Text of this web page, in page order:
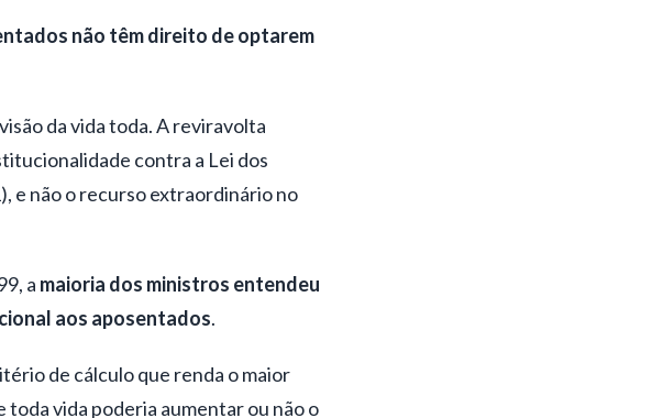
não têm direito de optarem
da vida toda. A reviravolta
contra a Lei dos
e não o recurso extraordinário no
a maioria dos ministros entendeu
aos aposentados.
de cálculo que renda o maior
toda vida poderia aumentar ou não o